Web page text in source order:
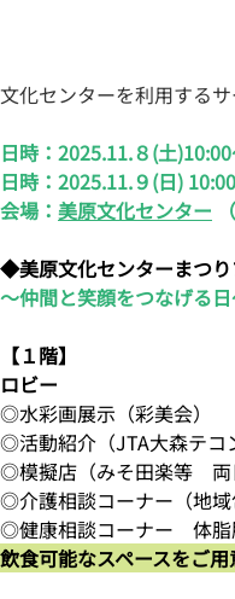
文化センターを利用する
日時：2025.11.８(土
日時： 2025.11.９(日)
会場： 美原文化センター
◆美原文化センターまつ
～仲間と笑顔をつなげる
【１階】
ロビー
◎水彩画展示（彩美会）
◎活動紹介（JTA大森テコ
◎模擬店（みそ田楽等 両
◎介護相談コーナー（地域
◎健康相談コーナー 体脂
飲食可能なスペースをご用